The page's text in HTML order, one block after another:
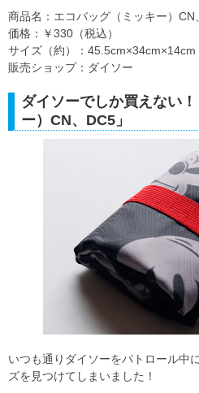
商品名：エコバッグ（ミッキー）CN
価格：￥330（税込）
サイズ（約）：45.5cm×34cm×14cm
販売ショップ：ダイソー
ダイソーでしか買えない
ー）CN、DC5」
いつも通りダイソーをパトロール中
ズを見つけてしまいました！